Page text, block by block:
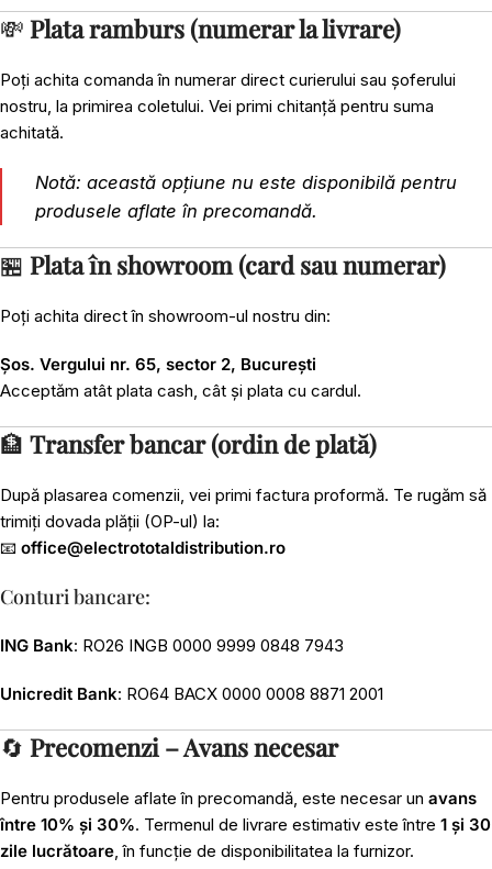
💸 Plata ramburs (numerar la livrare)
Poți achita comanda în numerar direct curierului sau șoferului
nostru, la primirea coletului. Vei primi chitanță pentru suma
achitată.
Notă: această opțiune nu este disponibilă pentru
produsele aflate în precomandă.
🏪 Plata în showroom (card sau numerar)
Poți achita direct în showroom-ul nostru din:
Șos. Vergului nr. 65, sector 2, București
Acceptăm atât plata cash, cât și plata cu cardul.
🏦 Transfer bancar (ordin de plată)
După plasarea comenzii, vei primi factura proformă. Te rugăm să
trimiți dovada plății (OP-ul) la:
📧 office@electrototaldistribution.ro
Conturi bancare:
ING Bank: RO26 INGB 0000 9999 0848 7943
Unicredit Bank: RO64 BACX 0000 0008 8871 2001
🔄 Precomenzi – Avans necesar
Pentru produsele aflate în precomandă, este necesar un avans
între 10% și 30%. Termenul de livrare estimativ este între 1 și 30
zile lucrătoare, în funcție de disponibilitatea la furnizor.